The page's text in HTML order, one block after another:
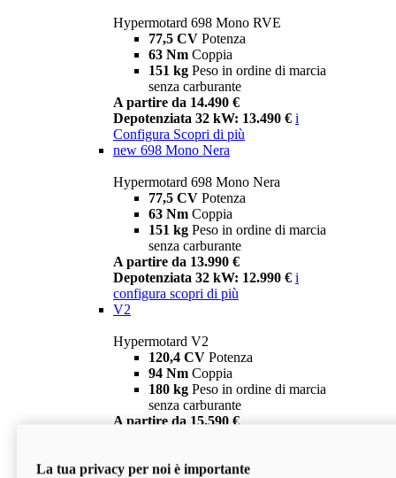
Hypermotard 698 Mono RVE
77,5 CV Potenza
63 Nm Coppia
151 kg Peso in ordine di marcia
senza carburante
A partire da 14.490 €
Depotenziata 32 kW: 13.490 € i
Configura Scopri di più
new 698 Mono Nera
Hypermotard 698 Mono Nera
77,5 CV Potenza
63 Nm Coppia
151 kg Peso in ordine di marcia
senza carburante
A partire da 13.990 €
Depotenziata 32 kW: 12.990 € i
configura scopri di più
V2
Hypermotard V2
120,4 CV Potenza
94 Nm Coppia
180 kg Peso in ordine di marcia
senza carburante
A partire da 15.590 €
V2 SP
La tua privacy per noi è importante